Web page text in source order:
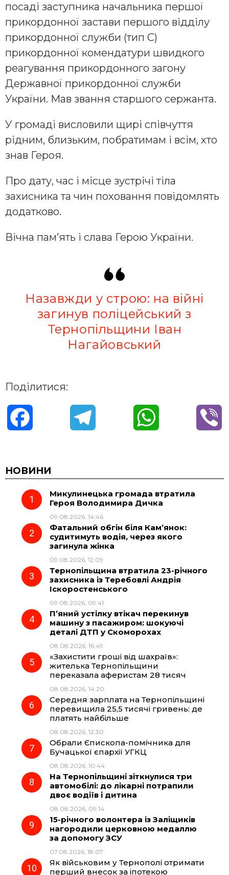
посаді заступника начальника першої
прикордонної застави першого відділу
прикордонної служби (тип C)
прикордонної комендатури швидкого
реагування прикордонного загону
Державної прикордонної служби
України. Мав звання старшого сержанта.
У громаді висловили щирі співчуття
рідним, близьким, побратимам і всім, хто
знав Героя.
Про дату, час і місце зустрічі тіла
захисника та чин поховання повідомлять
додатково.
Вічна пам’ять і слава Герою України.
Назавжди у строю: на війні
загинув поліцейський з
Тернопільщини Іван
Нагайовський
Поділитися:
c
e
o
o
e
g
r
a
t
p
НОВИНИ
Микулинецька громада втратила
Героя Володимира Дичка
09.08.2026, 14:46
Фатальний обгін біля Кам’янок:
судитимуть водія, через якого
загинула жінка
09.08.2026, 12:09
Тернопільщина втратила 23-річного
захисника із Теребовлі Андрія
Іскоростенського
09.08.2026, 09:41
П’яний устілку втікач перекинув
машину з пасажиром: шокуючі
деталі ДТП у Скоморохах
08.08.2026, 16:49
«Захистити гроші від шахраїв»:
жителька Тернопільщини
переказала аферистам 28 тисяч
08.08.2026, 14:20
Середня зарплата на Тернопільщині
перевищила 25,5 тисячі гривень: де
платять найбільше
08.08.2026, 12:30
Обрали Єпископа-помічника для
Бучацької єпархії УГКЦ
08.08.2026, 10:44
На Тернопільщині зіткнулися три
автомобілі: до лікарні потрапили
двоє водіїв і дитина
08.08.2026, 09:14
15-річного волонтера із Заліщиків
нагородили церковною медаллю
за допомогу ЗСУ
07.08.2026, 18:07
Як військовим у Тернополі отримати
перший внесок за іпотекою